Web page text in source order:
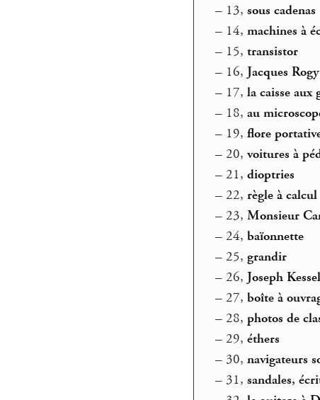
– 13, sous cadenas
– 14, machines à
– 15, transistor
– 16, Jacques Rogy
– 17, la caisse aux
– 18, au
– 19, flore
– 20, voitures à
– 21, dioptries
– 22, règle à calcul
– 23, Monsieur
– 24, baïonnette
– 25, grandir
– 26, Joseph Kessel
– 27, boîte à
– 28, photos de
– 29, éthers
– 30, navigateurs
– 31, sandales,